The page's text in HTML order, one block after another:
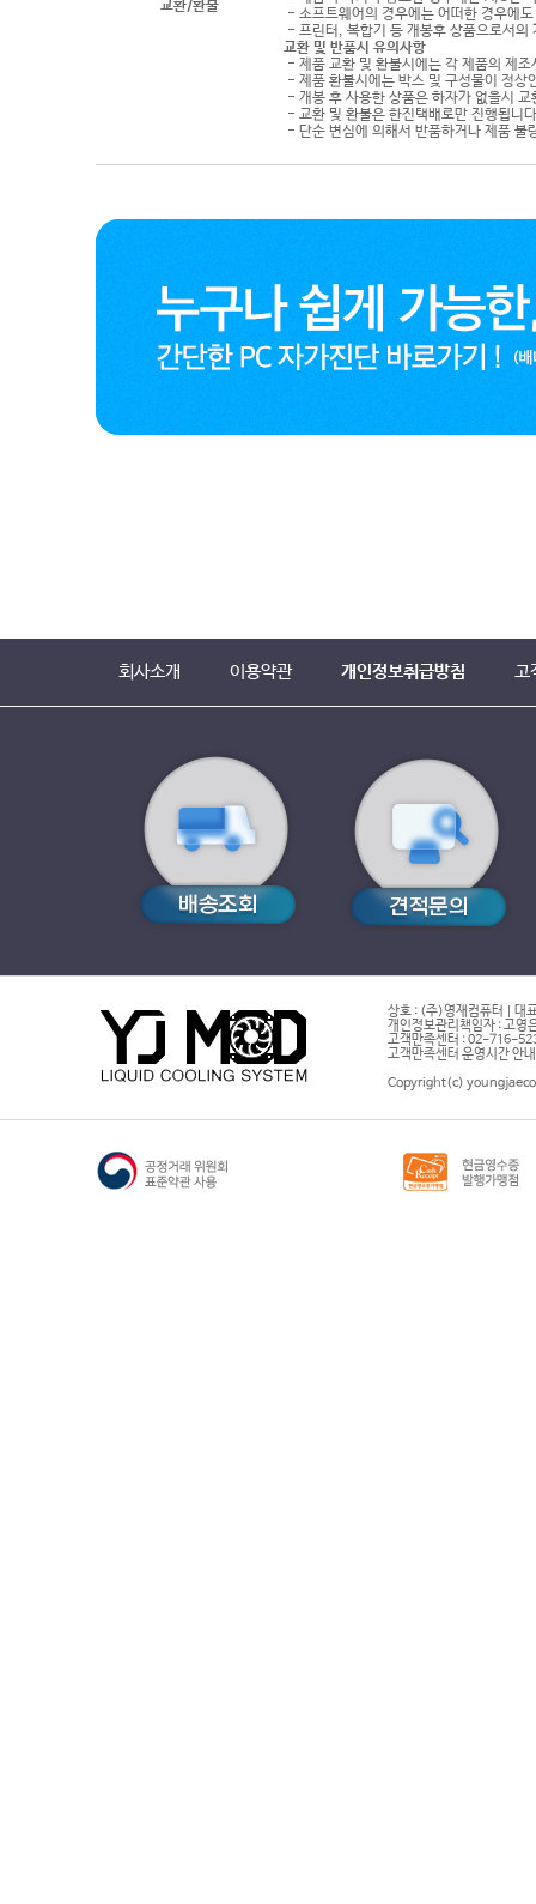
교환/환불
- 소프트웨어의 경우에는 어떠한 경우에
- 프린터, 복합기 등 개봉후 상품으로서의
교환 및 반품시 유의사항
- 제품 교환 및 환불시에는 각 제품의 제
- 제품 환불시에는 박스 및 구성물이 정상
- 개봉 후 사용한 상품은 하자가 없을시
- 교환 및 환불은 한진택배로만 진행됩니
- 단순 변심에 의해서 반품하거나 제품
회사소개 이용약관 개인정보취급방침 고
상호 : (주)영재컴퓨터 | 대
개인정보관리책임자 : 고영
고객만족센터 : 02-716-
고객만족센터 운영시간 안
Copyright(c)